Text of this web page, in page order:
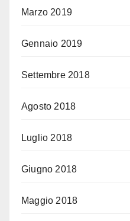
Marzo 2019
Gennaio 2019
Settembre 2018
Agosto 2018
Luglio 2018
Giugno 2018
Maggio 2018